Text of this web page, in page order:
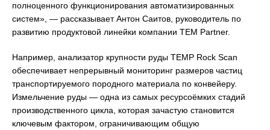
полноценного функционирования автоматизированных
систем», — рассказывает Антон Саитов, руководитель по
развитию продуктовой линейки компании TEM Partner.
Например, анализатор крупности руды TEMP Rock Scan
обеспечивает непрерывный мониторинг размеров частиц
транспортируемого породного материала по конвейеру.
Измельчение руды — одна из самых ресурсоёмких стадий
производственного цикла, которая зачастую становится
ключевым фактором, ограничивающим общую